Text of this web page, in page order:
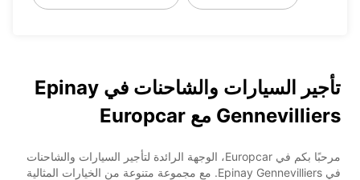
تأجير السيارات والشاحنات في Epinay
Gennevilliers مع Europcar
مرحبًا بكم في Europcar، الوجهة الرائدة لتأجير السيارات والشاحنات
في Epinay Gennevilliers. مع مجموعة متنوعة من الخيارات المثالية